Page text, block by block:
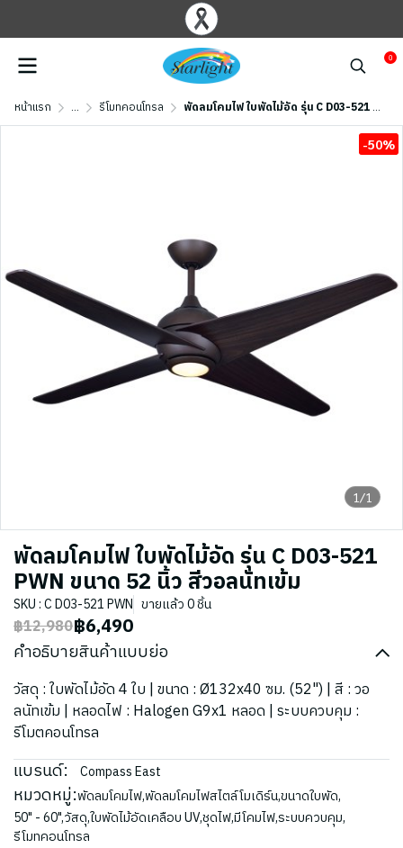
0
หน้าแรก ... รีโมทคอนโทรล พัดลมโคมไฟ ใบพัดไม้อัด รุ่น C D03-521 PWN ขนาด 52 นิ้ว สีวอลนัทเข้ม
1/1
-50%
พัดลมโคมไฟ ใบพัดไม้อัด รุ่น C D03-521
PWN ขนาด 52 นิ้ว สีวอลนัทเข้ม
SKU : C D03-521 PWN ขายแล้ว 0 ชิ้น
฿12,980฿6,490
คำอธิบายสินค้าแบบย่อ
วัสดุ : ใบพัดไม้อัด 4 ใบ | ขนาด : Ø132x40 ซม. (52") | สี : วอ
ลนัทเข้ม | หลอดไฟ : Halogen G9x1 หลอด | ระบบควบคุม :
รีโมตคอนโทรล
แบรนด์: Compass East
หมวดหมู่:พัดลมโคมไฟ,พัดลมโคมไฟสไตล์โมเดิร์น,ขนาดใบพัด,
50" - 60",วัสดุ,ใบพัดไม้อัดเคลือบ UV,ชุดไฟ,มีโคมไฟ,ระบบควบคุม,
รีโมทคอนโทรล